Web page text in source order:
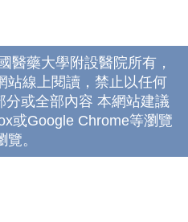
醫藥大學附設醫院所有，
站線上閱讀，禁止以任何
分或全部內容 本網站建議
或Google Chrome等瀏覽
覽。